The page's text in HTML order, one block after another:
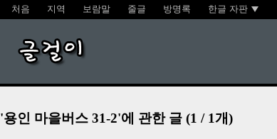
처음 지역 보람말 줄글 방명록 한글 자판
글걸이
'용인 마을버스 31-2'에 관한 글 (1 / 1개)